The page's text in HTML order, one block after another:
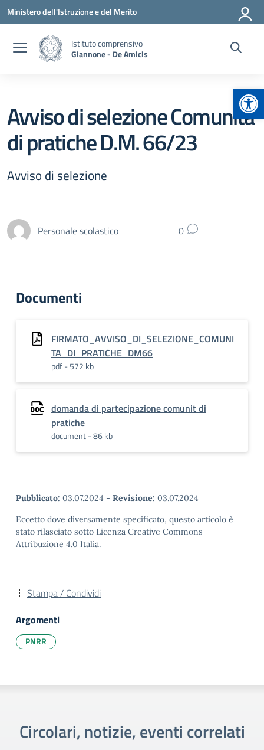
Vai ai contenuti
Vai al menu di navigazione
Vai al footer
Ministero dell'Istruzione e del Merito
Istituto comprensivo
Giannone - De Amicis
Avviso di selezione Comunità
di pratiche D.M. 66/23
Avviso di selezione
Personale scolastico 0
Documenti
FIRMATO_AVVISO_DI_SELEZIONE_COMUNI
TA_DI_PRATICHE_DM66
pdf - 572 kb
domanda di partecipazione comunit di
pratiche
document - 86 kb
Pubblicato: 03.07.2024 - Revisione: 03.07.2024
Eccetto dove diversamente specificato, questo articolo è
stato rilasciato sotto Licenza Creative Commons
Attribuzione 4.0 Italia.
Stampa / Condividi
Argomenti
PNRR
Circolari, notizie, eventi correlati